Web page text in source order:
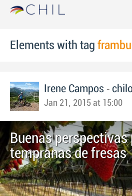
Elements with tag
Irene Campos -
Jan 21, 2015 at 15:00
Buenas
tempranas de fresas